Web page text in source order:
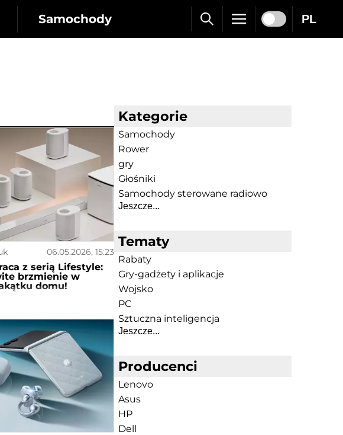
Samochody PL
06.05.2026, 15:23
z serią Lifestyle:
brzmienie w
domu!
Kategorie
Samochody
Rower
gry
Głośniki
Samochody sterowane radiowo
Jeszcze...
Tematy
Rabaty
Gry-gadżety i aplikacje
Wojsko
PC
Sztuczna inteligencja
Jeszcze...
Producenci
Lenovo
Asus
HP
Dell